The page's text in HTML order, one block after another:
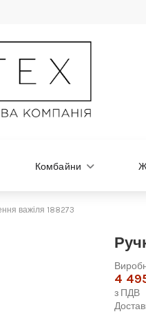
Комбайни
важіля 188273
4
з ПДВ